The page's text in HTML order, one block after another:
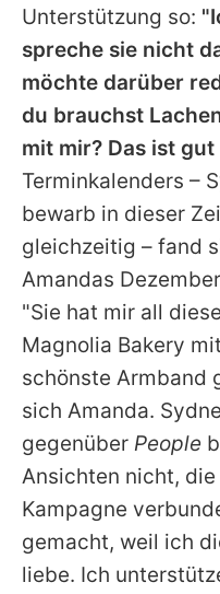
Unterstützung so:
spreche sie nicht
möchte darüber
du brauchst
mit mir? Das ist gut
Terminkalenders –
bewarb in dieser
gleichzeitig – fand
Amandas
"Sie hat mir all
Magnolia Bakery
schönste Armband
sich Amanda.
gegenüber People
Ansichten nicht,
Kampagne
gemacht, weil ich
liebe. Ich